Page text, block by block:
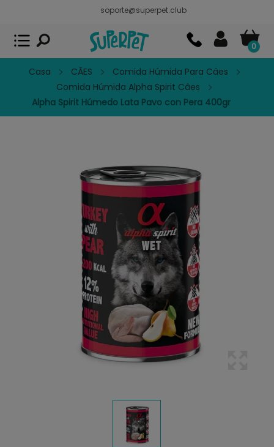
soporte@superpet.club
0
Casa CÃES
Comida Húmida Para Câes
Comida Húmida Alpha Spirit Câes
Alpha Spirit Húmedo Lata Pavo con Pera 400gr
Superpet, comida para mascotas
APP GRATIS - En Google Play